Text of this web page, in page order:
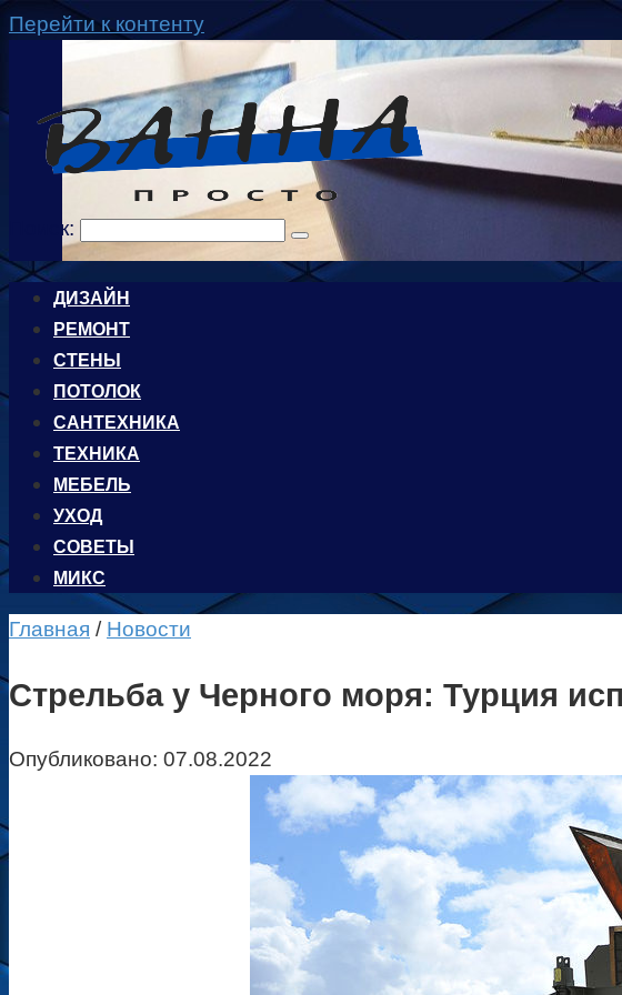
Перейти к контенту
Поиск:
ДИЗАЙН
РЕМОНТ
СТЕНЫ
ПОТОЛОК
САНТЕХНИКА
ТЕХНИКА
МЕБЕЛЬ
УХОД
CОВЕТЫ
МИКС
Главная / Новости
Стрельба у Черного моря: Турция
Опубликовано: 07.08.2022